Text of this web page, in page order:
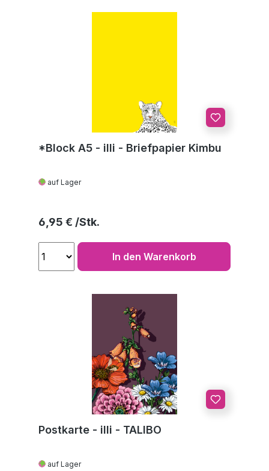
*Block A5 - illi - Briefpapier Kimbu
auf Lager
Regulärer Preis:
6,95 €
In den Warenkorb
Postkarte - illi - TALIBO
auf Lager